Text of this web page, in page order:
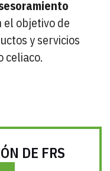
el objetivo de
y servicios
celiaco.
DE FRS